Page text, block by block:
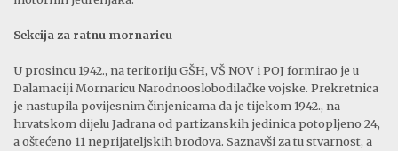
Sekcija za ratnu mornaricu
U prosincu 1942., na teritoriju GŠH, VŠ NOV i POJ formirao je u
Dalamaciji Mornaricu Narodnooslobodilačke vojske. Prekretnica
je nastupila povijesnim činjenicama da je tijekom 1942., na
hrvatskom dijelu Jadrana od partizanskih jedinica potopljeno 24,
a oštećeno 11 neprijateljskih brodova. Saznavši za tu stvarnost, a